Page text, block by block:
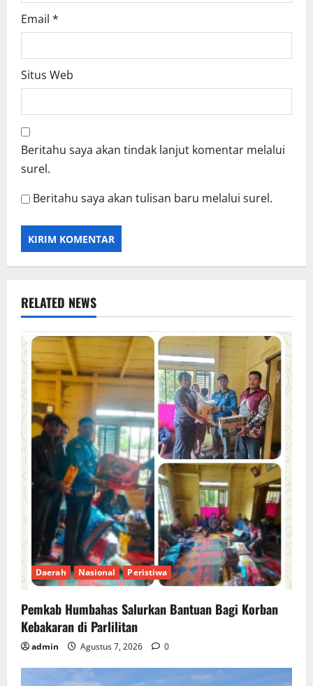
Email *
Situs Web
Beritahu saya akan tindak lanjut komentar melalui
surel.
Beritahu saya akan tulisan baru melalui surel.
RELATED NEWS
Daerah Nasional Peristiwa
Pemkab Humbahas Salurkan Bantuan Bagi Korban
Kebakaran di Parlilitan
admin Agustus 7, 2026 0